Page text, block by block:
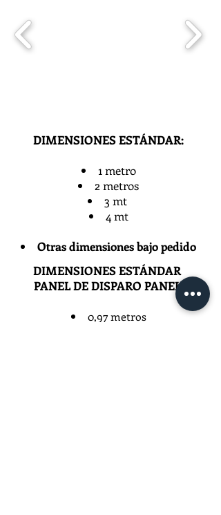
DIMENSIONES ESTÁNDAR:
1 metro
2 metros
3 mt
4 mt​
Otras dimensiones bajo pedido
DIMENSIONES ESTÁNDAR
PANEL DE DISPARO PANEL:
0,97 metros